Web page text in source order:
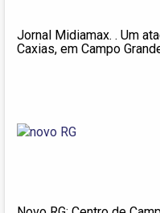
Jornal Midiamax. . Um
Caxias, em Campo